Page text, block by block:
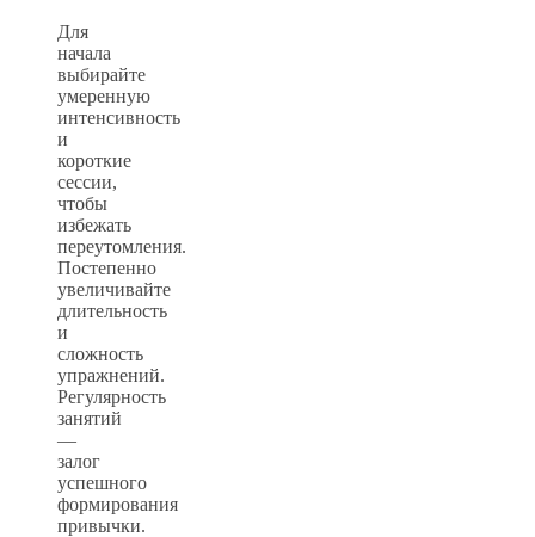
Для
начала
выбирайте
умеренную
интенсивность
и
короткие
сессии,
чтобы
избежать
переутомления.
Постепенно
увеличивайте
длительность
и
сложность
упражнений.
Регулярность
занятий
—
залог
успешного
формирования
привычки.